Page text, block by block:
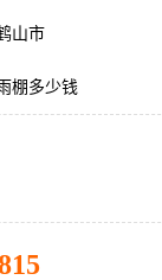
山市
棚多少钱